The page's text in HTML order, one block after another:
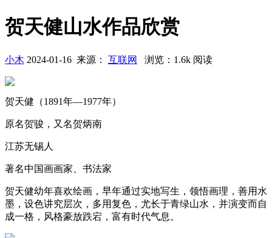
贺天健山水作品欣赏
小木 2024-01-16 来源： 互联网 浏览：1.6k 阅读
贺天健（1891年—1977年）
原名贺骏，又名贺炳南
江苏无锡人
著名中国画画家、书法家
贺天健幼年喜欢绘画，早年通过实地写生，领悟画理，善用水
墨，设色讲究层次，多用复色，尤长于青绿山水，并演变而自
成一格，风格豪放跌宕，富有时代气息。